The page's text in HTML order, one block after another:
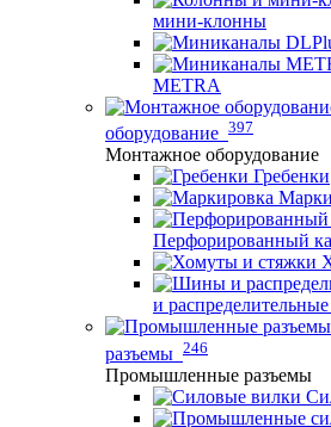
мини-клонны
METRA
оборудование 397
Монтажное оборудование
Гребенки
Перфорированный
и
разъемы 246
Промышленные разъемы